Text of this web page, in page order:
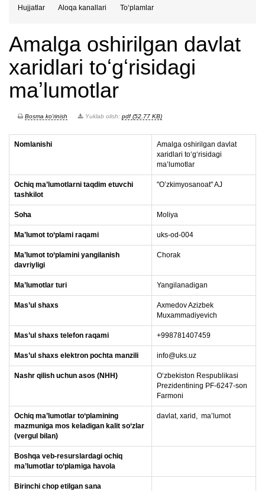
Hujjatlar Aloqa kanallari To‘plamlar
Amalga oshirilgan davlat
xaridlari toʻgʻrisidagi
maʼlumotlar
Bosma ko'rinish Yuklab olish: pdf (52.77 KB)
Nomlanishi
Amalga oshirilgan davlat
xaridlari toʻgʻrisidagi
maʼlumotlar
Ochiq ma’lumotlarni taqdim etuvchi
tashkilot
"O’zkimyosanoat" AJ
Soha Moliya
Ma’lumot to‘plami raqami uks-od-004
Ma’lumot to‘plamini yangilanish
davriyligi
Сhorak
Ma’lumotlar turi Yangilanadigan
Mas’ul shaxs
Axmedov Azizbek
Muxammadiyevich
Mas’ul shaxs telefon raqami +998781407459
Mas’ul shaxs elektron pochta manzili info@uks.uz
Nashr qilish uchun asos (NHH)
Oʻzbekiston Respublikasi
Prezidentining PF-6247-son
Farmoni
Ochiq ma’lumotlar to‘plamining
mazmuniga mos keladigan kalit so‘zlar
(vergul bilan)
davlat, xarid, maʼlumot
Boshqa veb-resurslardagi ochiq
ma’lumotlar to‘plamiga havola
Birinchi chop etilgan sana